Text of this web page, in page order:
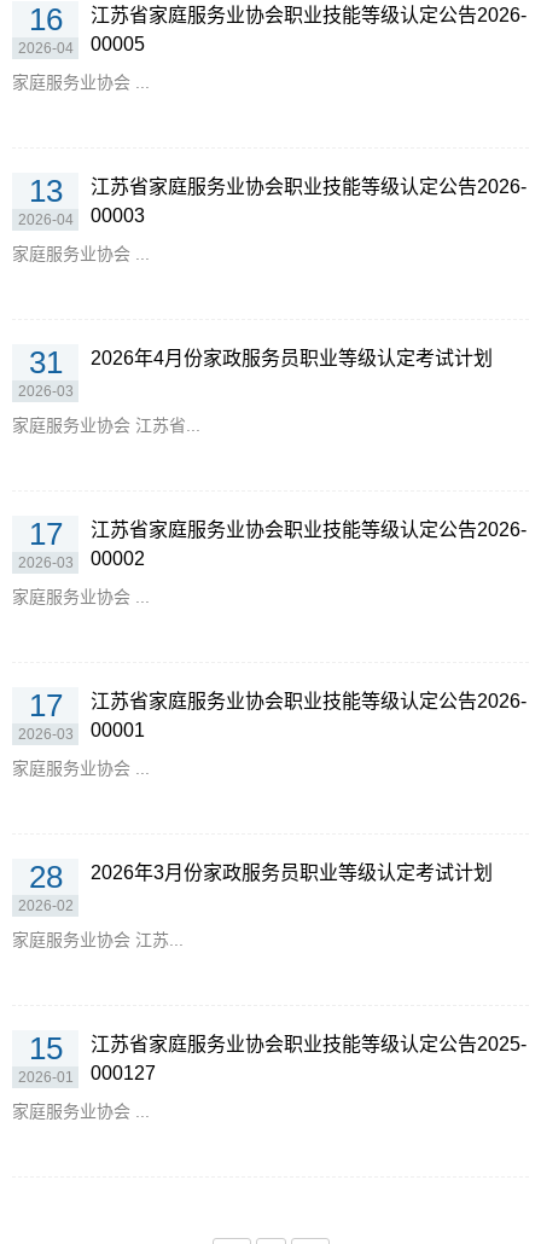
16
2026-04
江苏省家庭服务业协会职业技能等级认定公告2026-
00005
家庭服务业协会 ...
13
2026-04
江苏省家庭服务业协会职业技能等级认定公告2026-
00003
家庭服务业协会 ...
31
2026-03
2026年4月份家政服务员职业等级认定考试计划
家庭服务业协会 江苏省...
17
2026-03
江苏省家庭服务业协会职业技能等级认定公告2026-
00002
家庭服务业协会 ...
17
2026-03
江苏省家庭服务业协会职业技能等级认定公告2026-
00001
家庭服务业协会 ...
28
2026-02
2026年3月份家政服务员职业等级认定考试计划
家庭服务业协会 江苏...
15
2026-01
江苏省家庭服务业协会职业技能等级认定公告2025-
000127
家庭服务业协会 ...